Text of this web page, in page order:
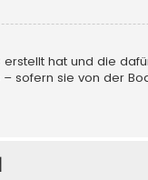
erstellt hat und die
– sofern sie von der